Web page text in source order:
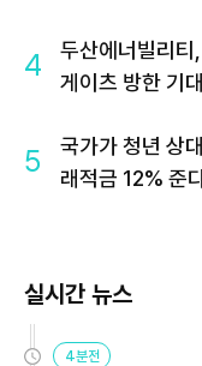
4
두산에너빌리티
게이츠 방한 기
5
국가가 청년 상
래적금 12% 준
실시간 뉴스
4분전